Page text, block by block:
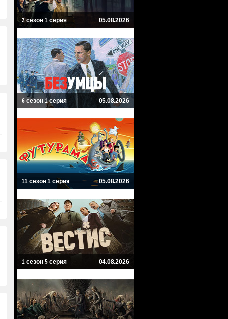
2 сезон 1 серия 05.08.2026
6 сезон 1 серия 05.08.2026
11 сезон 1 серия 05.08.2026
1 сезон 5 серия 04.08.2026